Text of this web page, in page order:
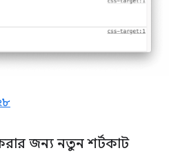
জন্য নতুন শর্টকাট